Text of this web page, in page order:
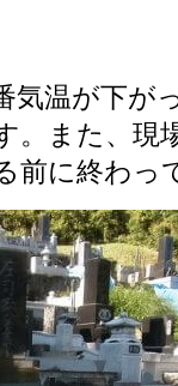
気温が下が
。また、現
前に終わっ